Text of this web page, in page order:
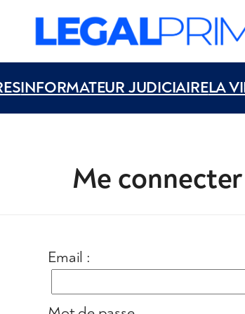
INFORMATEUR JUDICIAIRELA
Me connecter
Email :